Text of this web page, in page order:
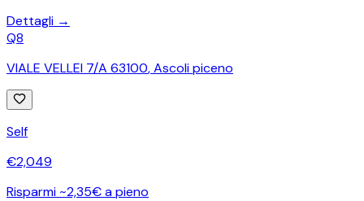
Dettagli →
Q8
VIALE VELLEI 7/A 63100,Ascoli piceno
Self
€2,049
Risparmi ~2,35€ a pieno